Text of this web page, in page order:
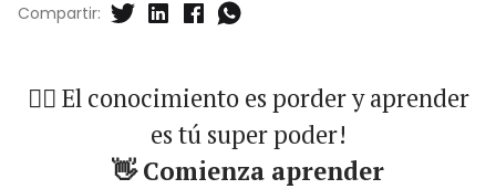
Compartir:
🐱‍🏍 El conocimiento es porder y aprender
es tú super poder!
👋 Comienza aprender